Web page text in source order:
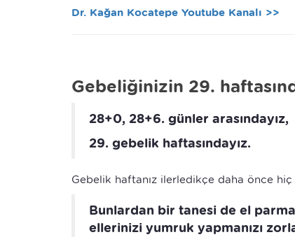
Dr. Kağan Kocatepe Youtube Kanalı >>
Gebeliğinizin 29.
28+0, 28+6. günler arasındayız,
29. gebelik haftasındayız.
Gebelik haftanız ilerledikçe daha önce hiç
Bunlardan bir tanesi de el
ellerinizi yumruk yapmanızı